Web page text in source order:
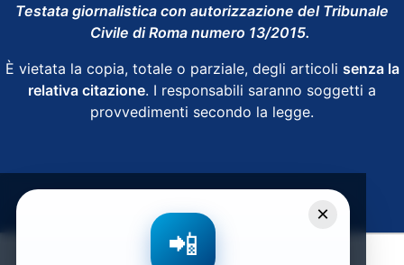
Testata giornalistica con autorizzazione del Tribunale
Civile di Roma numero 13/2015.
È vietata la copia, totale o parziale, degli articoli senza la
relativa citazione. I responsabili saranno soggetti a
provvedimenti secondo la legge.
×
📲Condividi